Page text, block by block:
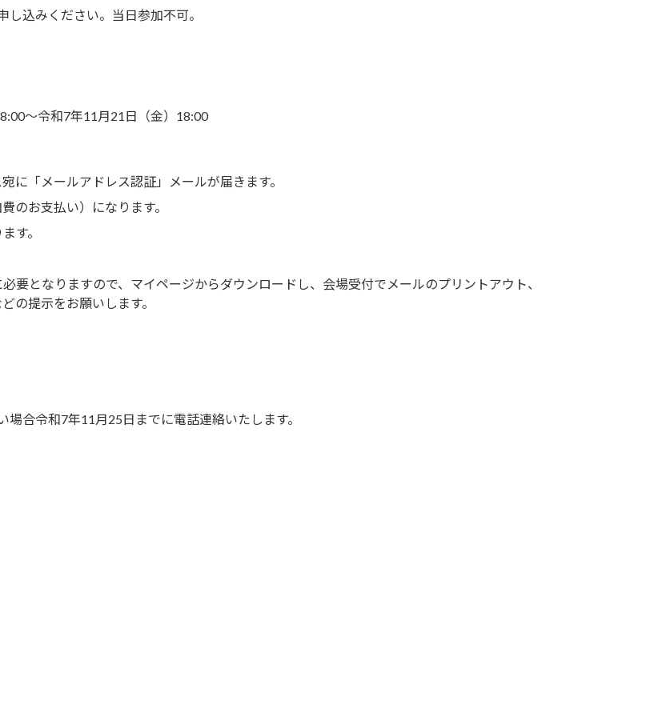
込みください。当日参加不可。
～令和7年11月21日（金）18:00
に「メールアドレス認証」メールが届きます。
のお支払い）になります。
す。
要となりますので、マイページからダウンロードし、会場受付でメールのプリントアウト、
の提示をお願いします。
合令和7年11月25日までに電話連絡いたします。